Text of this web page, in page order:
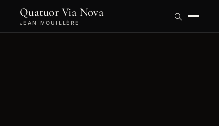
Quatuor Via Nova
JEAN MOUILLÈRE